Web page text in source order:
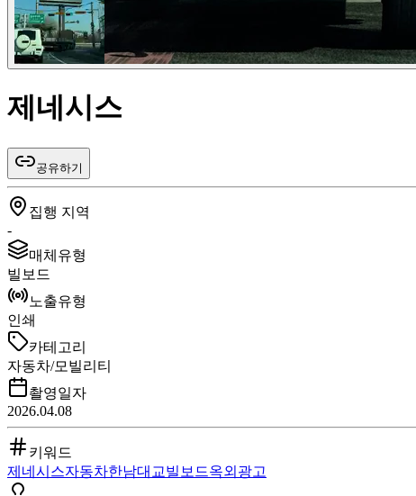
제네시스
공유하기
집행 지역
-
매체유형
빌보드
노출유형
인쇄
카테고리
자동차/모빌리티
촬영일자
2026.04.08
키워드
제네시스자동차한남대교빌보드옥외광고